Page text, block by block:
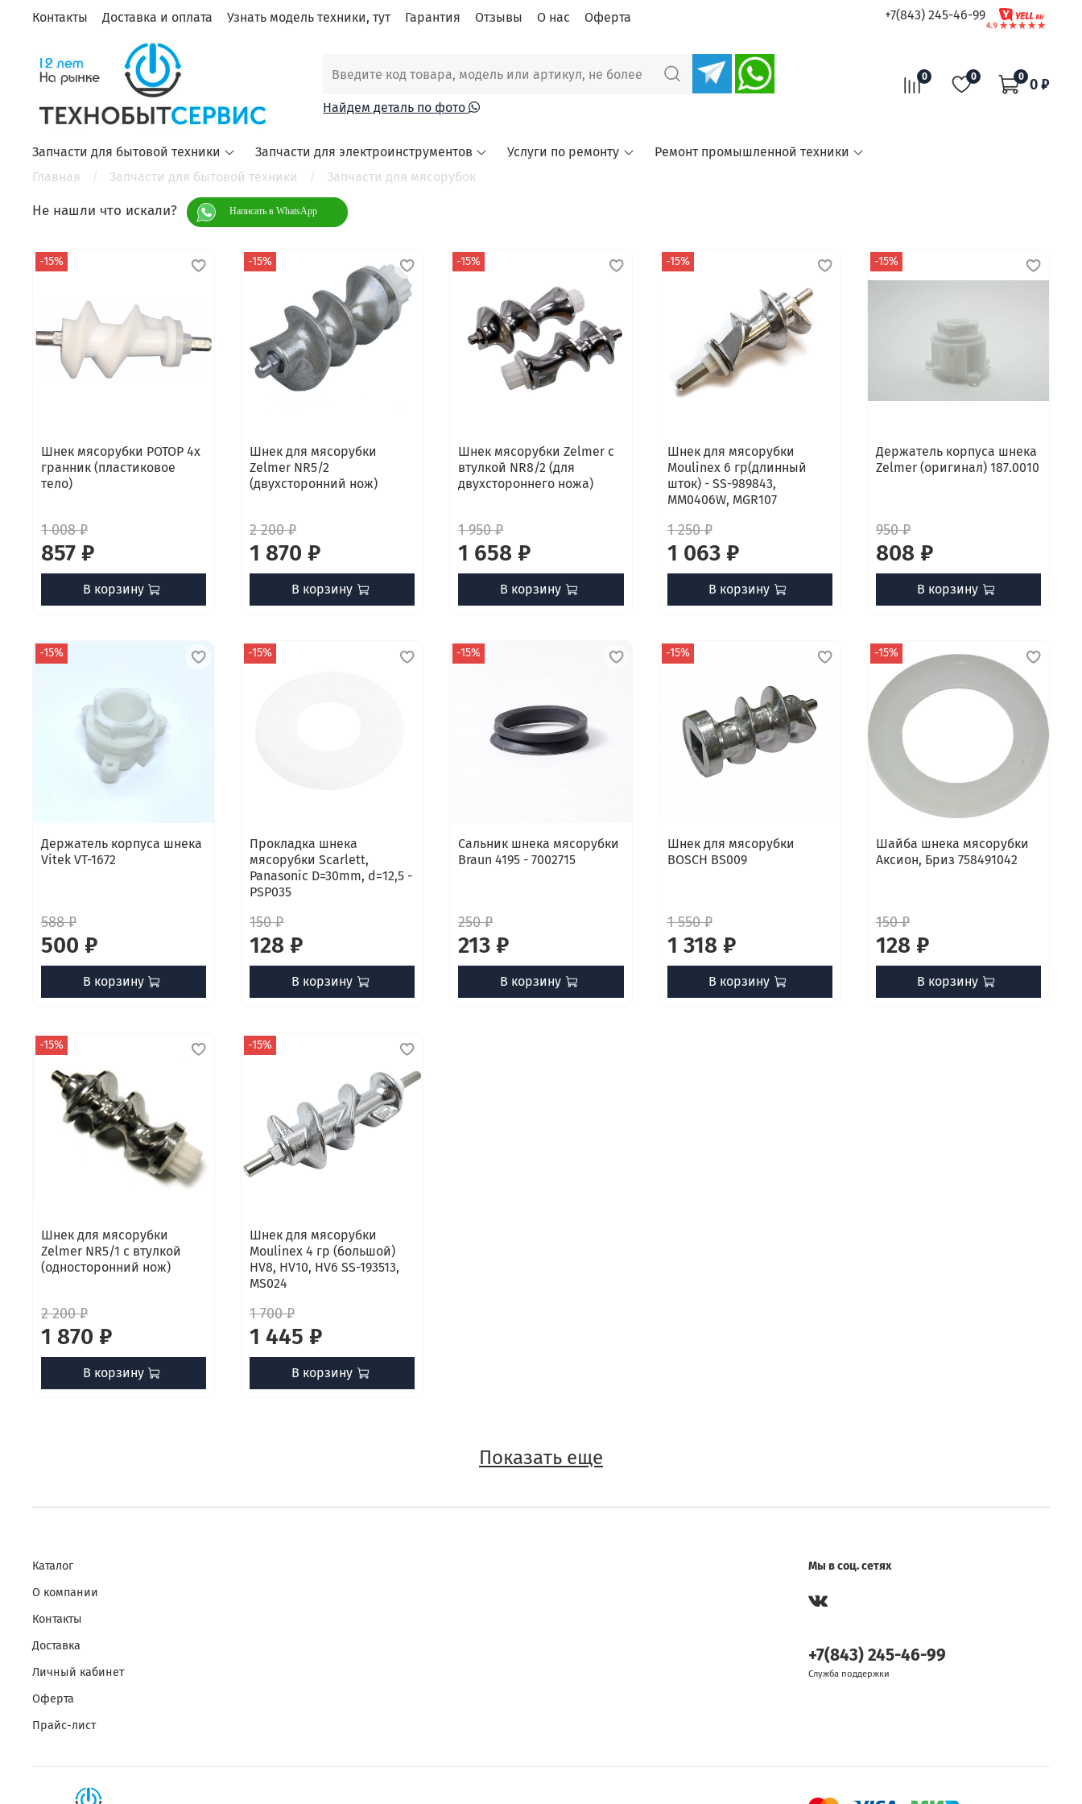
Контакты Доставка и оплата Узнать модель техники, тут Гарантия Отзывы О нас Оферта +7(843) 245-46-99
Найдем деталь по фото
0 0 0 0 ₽
Запчасти для бытовой техники Запчасти для электроинструментов Услуги по ремонту
Ремонт промышленной техники
Главная
Запчасти для бытовой техники Запчасти для мясорубок
Не нашли что искали? Написать в WhatsApp
-15%
Шнек мясорубки РОТОР 4х
гранник (пластиковое
тело)
1 008 ₽
857 ₽
В корзину
-15%
Шнек для мясорубки
Zelmer NR5/2
(двухсторонний нож)
2 200 ₽
1 870 ₽
В корзину
-15%
Шнек мясорубки Zelmer с
втулкой NR8/2 (для
двухстороннего ножа)
1 950 ₽
1 658 ₽
В корзину
-15%
Шнек для мясорубки
Moulinex 6 гр(длинный
шток) - SS-989843,
MM0406W, MGR107
1 250 ₽
1 063 ₽
В корзину
-15%
Держатель корпуса шнека
Zelmer (оригинал) 187.0010
950 ₽
808 ₽
В корзину
-15%
Держатель корпуса шнека
Vitek VT-1672
588 ₽
500 ₽
В корзину
-15%
Прокладка шнека
мясорубки Scarlett,
Panasonic D=30mm, d=12,5 -
PSP035
150 ₽
128 ₽
В корзину
-15%
Сальник шнека мясорубки
Braun 4195 - 7002715
250 ₽
213 ₽
В корзину
-15%
Шнек для мясорубки
BOSCH BS009
1 550 ₽
1 318 ₽
В корзину
-15%
Шайба шнека мясорубки
Аксион, Бриз 758491042
150 ₽
128 ₽
В корзину
-15%
Шнек для мясорубки
Zelmer NR5/1 с втулкой
(односторонний нож)
2 200 ₽
1 870 ₽
В корзину
-15%
Шнек для мясорубки
Moulinex 4 гр (большой)
HV8, HV10, HV6 SS-193513,
MS024
1 700 ₽
1 445 ₽
В корзину
Показать еще
Каталог
О компании
Контакты
Доставка
Личный кабинет
Оферта
Прайс-лист
Мы в соц. сетях
+7(843) 245-46-99
Служба поддержки